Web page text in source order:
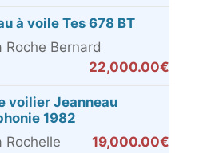
à voile Tes 678 BT
Roche Bernard
22,000.00€
voilier Jeanneau
1982
Rochelle
19,000.00€